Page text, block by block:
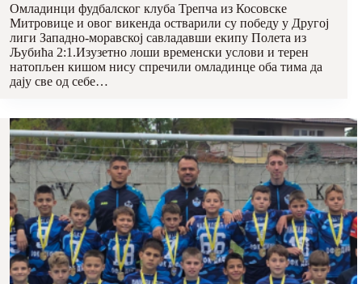
Омладинци фудбалског клуба Трепча из Косовске
Митровице и овог викенда остварили су победу у Другој
лиги Западно-моравској савладавши екипу Полета из
Љубића 2:1.Изузетно лоши временски услови и терен
натопљен кишом нису спречили омладинце оба тима да
дају све од себе…